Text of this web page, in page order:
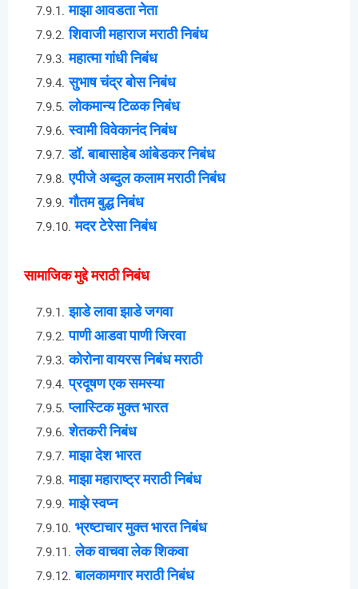
माझा आवडता नेता
शिवाजी महाराज मराठी निबंध
महात्मा गांधी निबंध
सुभाष चंद्र बोस निबंध
लोकमान्य टिळक निबंध
स्वामी विवेकानंद निबंध
डॉ. बाबासाहेब आंबेडकर निबंध
एपीजे अब्दुल कलाम मराठी निबंध
गौतम बुद्ध निबंध
मदर टेरेसा निबंध
सामाजिक मुद्दे मराठी निबंध
झाडे लावा झाडे जगवा
पाणी आडवा पाणी जिरवा
कोरोना वायरस निबंध मराठी
प्रदूषण एक समस्या
प्लास्टिक मुक्त भारत
शेतकरी निबंध
माझा देश भारत
माझा महाराष्ट्र मराठी निबंध
माझे स्वप्न
भ्रष्टाचार मुक्त भारत निबंध
लेक वाचवा लेक शिकवा
बालकामगार मराठी निबंध